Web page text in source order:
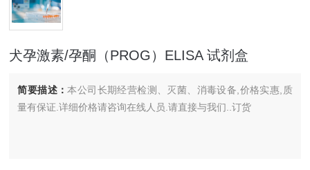
犬孕激素/孕酮（PROG）ELISA 试剂盒
简要描述：本公司长期经营检测、灭菌、消毒设备,价格实惠,质
量有保证.详细价格请咨询在线人员.请直接与我们..订货